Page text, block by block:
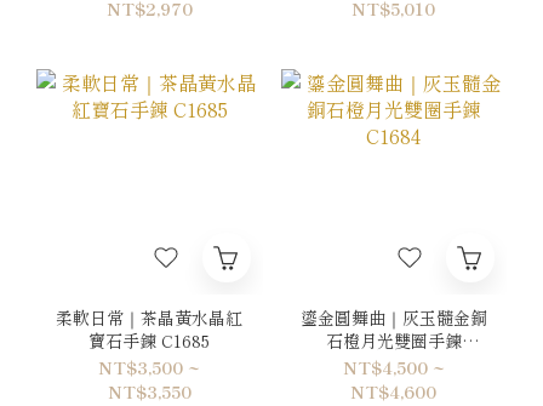
NT$2,970
NT$5,010
柔軟日常｜茶晶黃水晶紅
寶石手鍊 C1685
NT$3,500 ~
NT$3,550
鎏金圓舞曲｜灰玉髓金銅
石橙月光雙圈手鍊
C1684
NT$4,500 ~
NT$4,600